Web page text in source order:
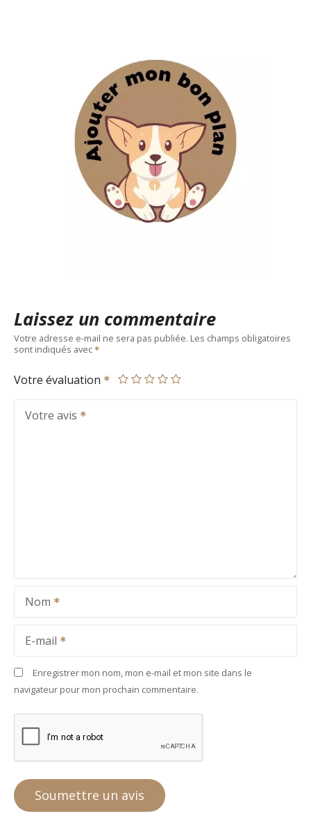
Laissez un commentaire
Votre adresse e-mail ne sera pas publiée. Les champs obligatoires
sont indiqués avec
Votre évaluation
Votre avis
Nom
E-mail
Enregistrer mon nom, mon e-mail et mon site dans le
navigateur pour mon prochain commentaire.